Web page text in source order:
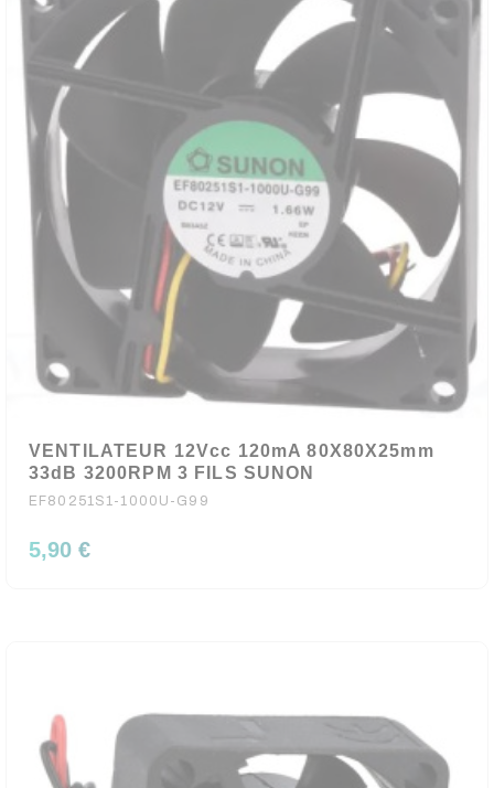
VENTILATEUR 12Vcc 120mA 80X80X25mm
33dB 3200RPM 3 FILS SUNON
EF80251S1-1000U-G99
5,90 €